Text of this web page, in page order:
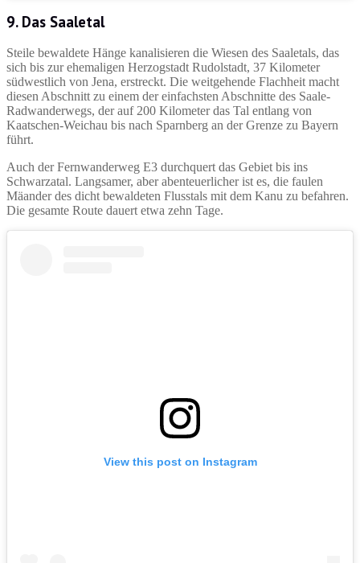
9. Das Saaletal
Steile bewaldete Hänge kanalisieren die Wiesen des Saaletals, das
sich bis zur ehemaligen Herzogstadt Rudolstadt, 37 Kilometer
südwestlich von Jena, erstreckt. Die weitgehende Flachheit macht
diesen Abschnitt zu einem der einfachsten Abschnitte des Saale-
Radwanderwegs, der auf 200 Kilometer das Tal entlang von
Kaatschen-Weichau bis nach Sparnberg an der Grenze zu Bayern
führt.
Auch der Fernwanderweg E3 durchquert das Gebiet bis ins
Schwarzatal. Langsamer, aber abenteuerlicher ist es, die faulen
Mäander des dicht bewaldeten Flusstals mit dem Kanu zu befahren.
Die gesamte Route dauert etwa zehn Tage.
View this post on Instagram